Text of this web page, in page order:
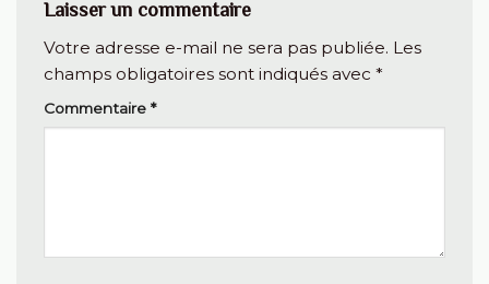
Laisser un commentaire
Votre adresse e-mail ne sera pas publiée. Les
champs obligatoires sont indiqués avec *
Commentaire *